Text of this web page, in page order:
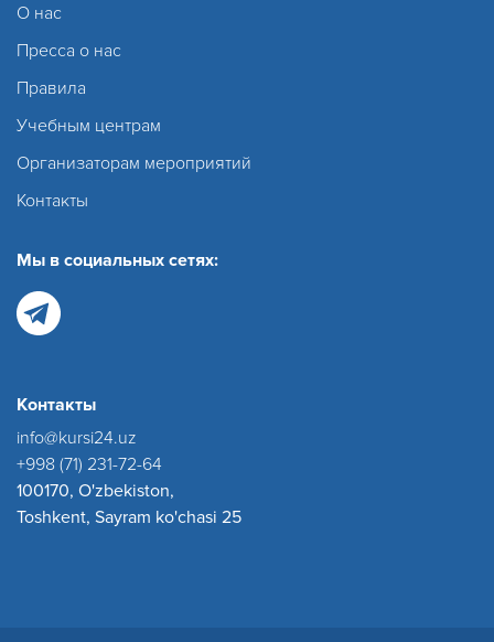
О нас
Пресса о нас
Правила
Учебным центрам
Организаторам мероприятий
Контакты
Мы в социальных сетях:
Контакты
info@kursi24.uz
+998 (71) 231-72-64
100170, O'zbekiston,
Toshkent, Sayram ko'chasi 25